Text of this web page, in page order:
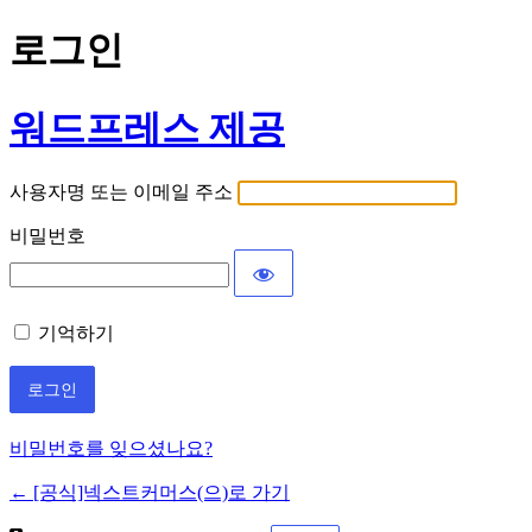
로그인
워드프레스 제공
사용자명 또는 이메일 주소
비밀번호
기억하기
비밀번호를 잊으셨나요?
← [공식]넥스트커머스(으)로 가기